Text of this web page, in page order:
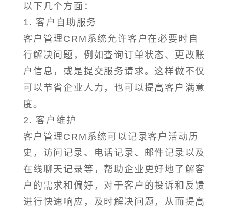
以下几个方面：
1. 客户自助服务
客户管理CRM系统允许客户在必要时自
行解决问题，例如查询订单状态、更改账
户信息，或是提交服务请求。这样做不仅
可以节省企业人力，也可以提高客户满意
度。
2. 客户维护
客户管理CRM系统可以记录客户活动历
史，访问记录、电话记录、邮件记录以及
在线聊天记录等，帮助企业更好地了解客
户的需求和偏好，对于客户的投诉和反馈
进行快速响应，及时解决问题，从而提高